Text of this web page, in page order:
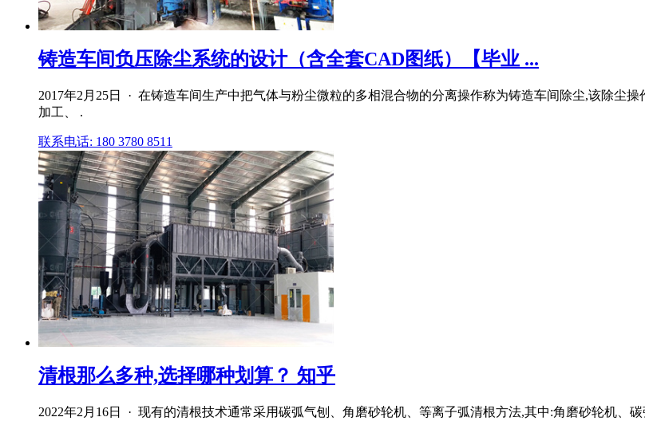
铸造车间负压除尘系统的设计（含全套CAD图纸）【毕业 ...
2017年2月25日 · 在铸造车间生产中把气体与粉尘微粒的多相混合物的分离操作称为铸造车间除尘,该除尘
加工、 .
联系电话: 180 3780 8511
清根那么多种,选择哪种划算？ 知乎
2022年2月16日 · 现有的清根技术通常采用碳弧气刨、角磨砂轮机、等离子弧清根方法,其中:角磨砂轮机、